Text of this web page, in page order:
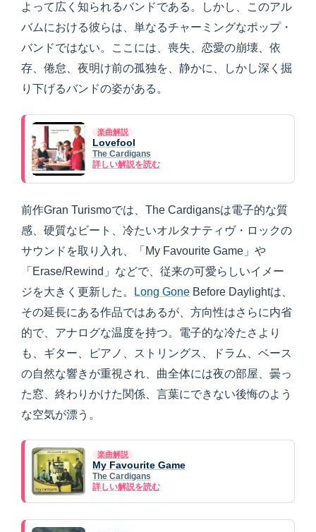
よって広く知られるバンドである。しかし、このアル
バムにおける彼らは、単なるチャーミングなポップ・
バンドではない。ここには、喪失、恋愛の崩壊、依
存、倦怠、夜明け前の孤独を、静かに、しかし深く掘
り下げるバンドの姿がある。
楽曲解説
Lovefool
The Cardigans
詳しい解説を読む
前作Gran Turismoでは、The Cardigansは電子的な質
感、硬質なビート、冷たいオルタナティヴ・ロックの
サウンドを取り入れ、「My Favourite Game」や
「Erase/Rewind」などで、従来の可愛らしいイメー
ジを大きく更新した。
Long Gone Before Daylightは、
その延長にある作品ではあるが、方向性はさらに内省
的で、アナログな温度を持つ。電子的な冷たさより
も、ギター、ピアノ、ストリングス、ドラム、ベース
の自然な響きが重視され、曲全体には夜の部屋、曇っ
た窓、終わりかけた関係、言葉にできない後悔のよう
な空気が漂う。
楽曲解説
My Favourite Game
The Cardigans
詳しい解説を読む